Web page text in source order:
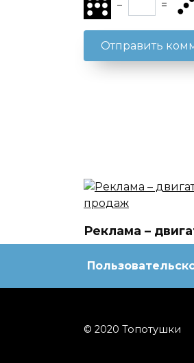
− =
Реклама –
продаж
© 2020 Топотушки